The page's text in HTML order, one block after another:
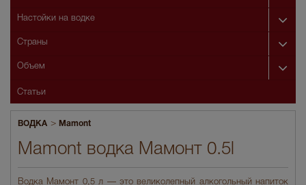
ВОДКА > Mamont
Mamont водка Мамонт 0.5l
Водка Мамонт 0,5 л — это великолепный алкогольный напиток
Настойки на водке
Страны
Объем
Статьи